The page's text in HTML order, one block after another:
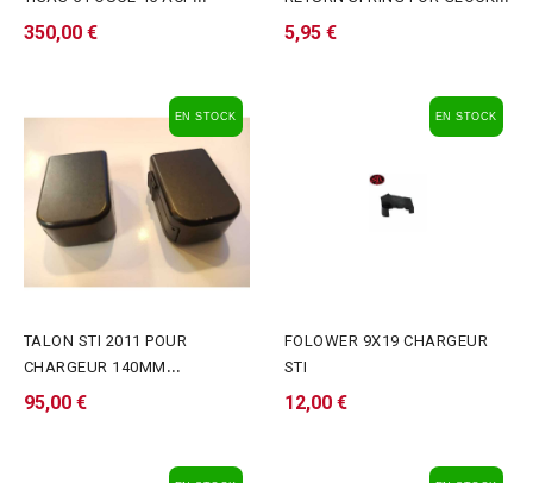
EPROUVER
350,00 €
TRIGGERS
5,95 €
EN STOCK
TALON STI 2011 POUR
CHARGEUR 140MM
OCCASION TBE X2
95,00 €
EN STOCK
FOLOWER 9X19 CHARGEUR
STI
12,00 €